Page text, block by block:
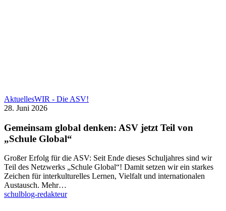
AktuellesWIR - Die ASV!
ASV
„Schule
Global“
28. Juni 2026
Gemeinsam global denken: ASV jetzt Teil von
„Schule Global“
Großer Erfolg für die ASV: Seit Ende dieses Schuljahres sind wir
Teil des Netzwerks „Schule Global“! Damit setzen wir ein starkes
Zeichen für interkulturelles Lernen, Vielfalt und internationalen
Austausch. Mehr…
schulblog-redakteur